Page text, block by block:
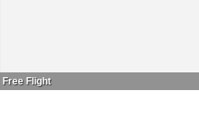
Free Flight